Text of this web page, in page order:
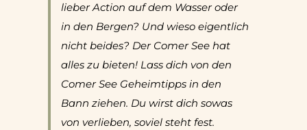
lieber Action auf dem Wasser oder
in den Bergen? Und wieso eigentlich
nicht beides? Der Comer See hat
alles zu bieten! Lass dich von den
Comer See Geheimtipps in den
Bann ziehen. Du wirst dich sowas
von verlieben, soviel steht fest.